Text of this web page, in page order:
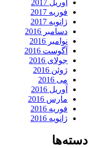
آوریل 2017
فوریه 2017
ژانویه 2017
دسامبر 2016
نوامبر 2016
آگوست 2016
جولای 2016
ژوئن 2016
می 2016
آوریل 2016
مارس 2016
فوریه 2016
ژانویه 2016
دسته‌ها